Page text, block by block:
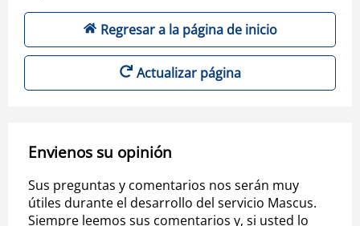
Regresar a la página de inicio
Actualizar página
Envienos su opinión
Sus preguntas y comentarios nos serán muy
útiles durante el desarrollo del servicio Mascus.
Siempre leemos sus comentarios y, si usted lo